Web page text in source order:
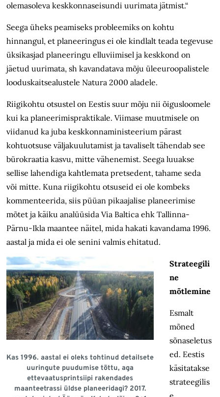
olemasoleva keskkonnaseisundi uurimata jätmist.“
Seega üheks peamiseks probleemiks on kohtu
hinnangul, et planeeringus ei ole kindlalt teada tegevuse
üksikasjad planeeringu elluviimisel ja keskkond on
jäetud uurimata, sh kavandatava mõjuüleeuroopalistele
looduskaitsealustele Natura 2000 aladele.
Riigikohtu otsustel on Eestis suur mõju nii õigusloomele
kui ka planeerimispraktikale. Viimase muutmisele on
viidanud ka juba keskkonnaministeerium pärast
kohtuotsuse väljakuulutamist ja tavaliselt tähendab see
bürokraatia kasvu, mitte vähenemist. Seega luuakse
sellise lahendiga kahtlemata pretsedent, tahame seda
või mitte. Kuna riigikohtu otsuseid ei ole kombeks
kommenteerida, siis püüan pikaajalise planeerimise
mõtet ja käiku analüüsida Via Baltica ehk Tallinna-
Pärnu-Ikla maantee näitel, mida hakati kavandama 1996.
aastal ja mida ei ole senini valmis ehitatud.
Kas 1996. aastal ei oleks tohtinud detailsete
uuringute puudumise tõttu, aga
ettevaatusprintsiipi rakendades
maanteetrassi üldse planeeridagi? 2017.
Strateegili
ne
mõtlemine
Esmalt
mõned
sõnaseletus
ed. Eestis
käsitatakse
strateegilis